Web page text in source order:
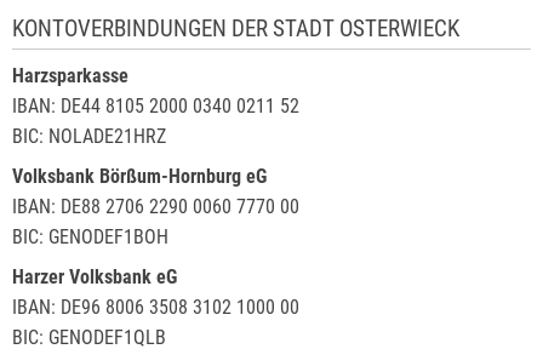
KONTOVERBINDUNGEN DER STADT OSTERWIECK
Harzsparkasse
IBAN: DE44 8105 2000 0340 0211 52
BIC: NOLADE21HRZ
Volksbank Börßum-Hornburg eG
IBAN: DE88 2706 2290 0060 7770 00
BIC: GENODEF1BOH
Harzer Volksbank eG
IBAN: DE96 8006 3508 3102 1000 00
BIC: GENODEF1QLB